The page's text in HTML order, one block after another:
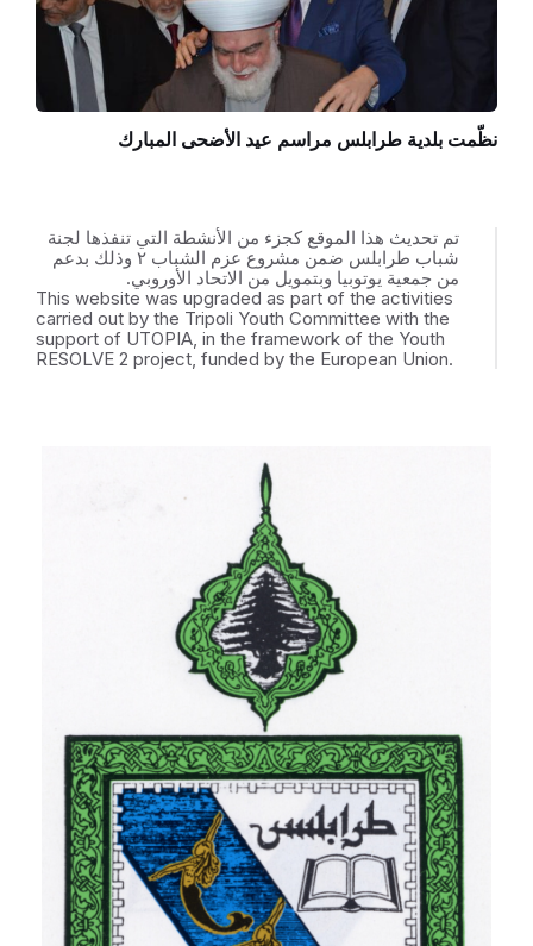
نظّمت بلدية طرابلس مراسم عيد الأضحى المبارك
تم تحديث هذا الموقع كجزء من الأنشطة التي تنفذها لجنة
شباب طرابلس ضمن مشروع عزم الشباب ٢ وذلك بدعم
من جمعية يوتوبيا وبتمويل من الاتحاد الأوروبي.
This website was upgraded as part of the activities
carried out by the Tripoli Youth Committee with the
support of UTOPIA, in the framework of the Youth
RESOLVE 2 project, funded by the European Union.